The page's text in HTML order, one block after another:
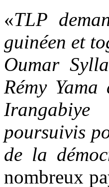
«TLP
guinéen et
Oumar
Rémy
poursuivis
de la
nombreux